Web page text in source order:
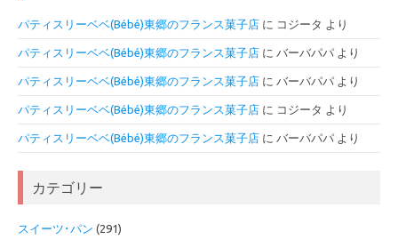
パティスリーベベ(Bébé)東郷のフランス菓子店 に コジータ より
パティスリーベベ(Bébé)東郷のフランス菓子店 に バーバパパ より
パティスリーベベ(Bébé)東郷のフランス菓子店 に バーバパパ より
パティスリーベベ(Bébé)東郷のフランス菓子店 に コジータ より
パティスリーベベ(Bébé)東郷のフランス菓子店 に バーバパパ より
カテゴリー
スイーツ･パン (291)